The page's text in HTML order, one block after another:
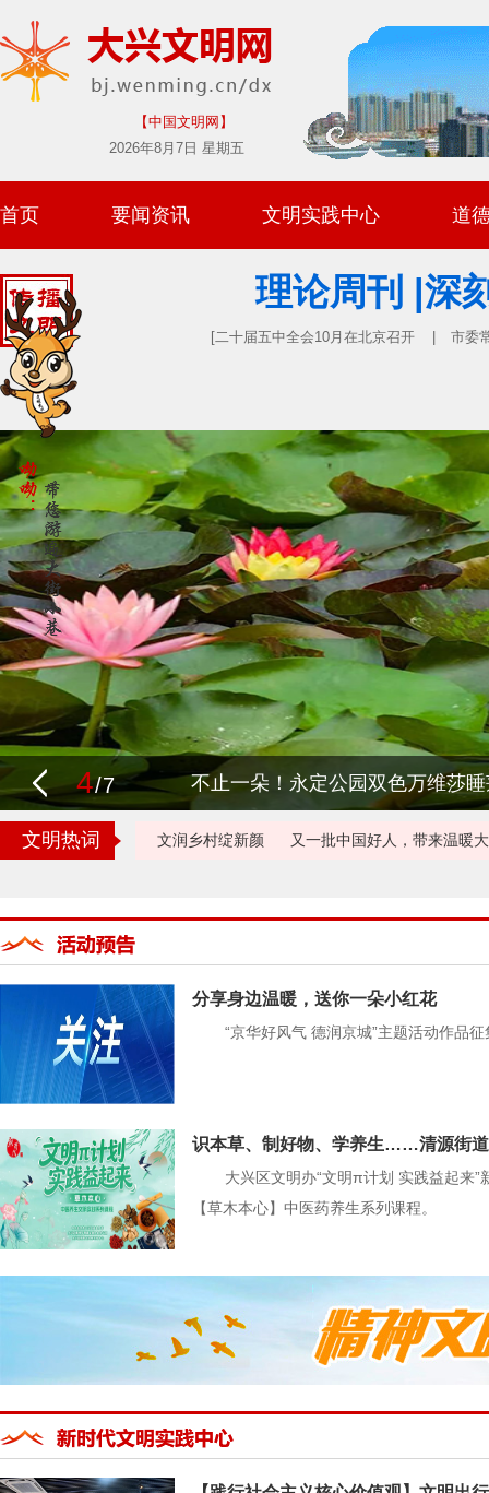
【中国文明网】
2026年8月7日 星期五
首页 要闻资讯 文明实践中心 道
理论周刊 |深
[二十届五中全会10月在北京召开 | 市委
不止一朵！永定公园双色万维莎
4/7
文明热词 文润乡村绽新颜 又一批中国好人，带来温暖
分享身边温暖，送你一朵小红花
“京华好风气 德润京城”主题活动作品
识本草、制好物、学养生……清源街
大兴区文明办“文明π计划 实践益起来
【草木本心】中医药养生系列课程。